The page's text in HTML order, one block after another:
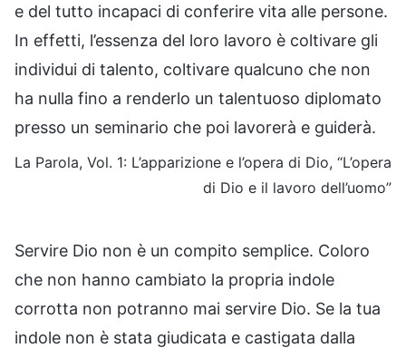
e del tutto incapaci di conferire vita alle persone.
In effetti, l’essenza del loro lavoro è coltivare gli
individui di talento, coltivare qualcuno che non
ha nulla fino a renderlo un talentuoso diplomato
presso un seminario che poi lavorerà e guiderà.
La Parola, Vol. 1: L’apparizione e l’opera di Dio, “L’opera
di Dio e il lavoro dell’uomo”
Servire Dio non è un compito semplice. Coloro
che non hanno cambiato la propria indole
corrotta non potranno mai servire Dio. Se la tua
indole non è stata giudicata e castigata dalla